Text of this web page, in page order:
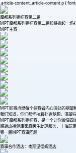
.article-content,.article-content p {
魔都系列锦标赛第二届
MPT魔都系列锦标赛第二届即将掀起一
MPT主赛
MPT即将点燃每个参赛者内心深处的期望
我们知道，你们都怀揣着扑克梦想，渴望
MPT魔都系列锦标赛，是一个让你激情四
感谢玖祺健康家庭医生助理服务，上海玩
第一届MPT赛事回顾
赛事合作酒店：南翔温德姆酒店